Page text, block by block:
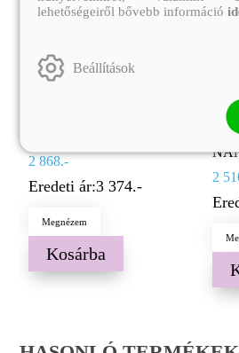
ENOLA HOLMES - A
2 868.-
Eredeti ár:3 374.-
Megnézem
Kosárba
(E-
2
lehetőségeiről bővebb információ
Beállítások